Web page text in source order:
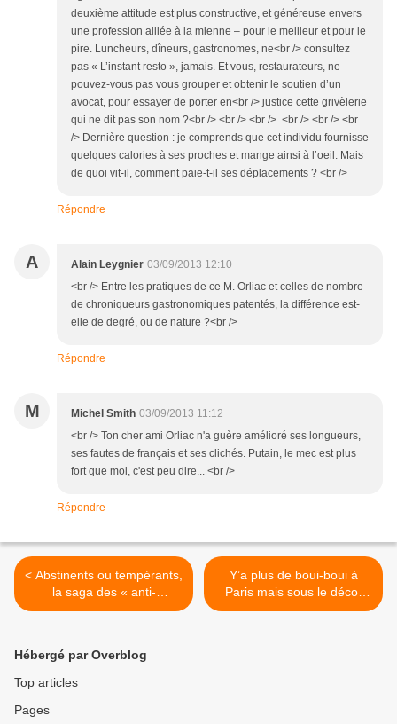
deuxième attitude est plus constructive, et généreuse envers
une profession alliée à la mienne – pour le meilleur et pour le
pire. Luncheurs, dîneurs, gastronomes, ne<br /> consultez
pas « L’instant resto », jamais. Et vous, restaurateurs, ne
pouvez-vous pas vous grouper et obtenir le soutien d’un
avocat, pour essayer de porter en<br /> justice cette grivèlerie
qui ne dit pas son nom ?<br /> <br /> <br /> <br /> <br /> <br
/> Dernière question : je comprends que cet individu fournisse
quelques calories à ses proches et mange ainsi à l’oeil. Mais
de quoi vit-il, comment paie-t-il ses déplacements ? <br />
Répondre
A Alain Leygnier 03/09/2013 12:10
<br /> Entre les pratiques de ce M. Orliac et celles de nombre
de chroniqueurs gastronomiques patentés, la différence est-
elle de degré, ou de nature ?<br />
Répondre
M Michel Smith 03/09/2013 11:12
<br /> Ton cher ami Orliac n'a guère amélioré ses longueurs,
ses fautes de français et ses clichés. Putain, le mec est plus
fort que moi, c'est peu dire... <br />
Répondre
< Abstinents ou tempérants,
la saga des « anti-
alcoolistes » de
Legrain« Les nations
intoxiquées s’en vont ; les
Y’a plus de boui-boui à
Paris mais sous le décor
chromo des nouveaux
Hébergé par Overblog
Top articles
Pages